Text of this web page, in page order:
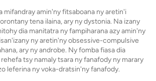
mifandray amin'ny fitsaboana ny aretin'i
tena ilaina, ary ny dystonia. Na izany
dia manitatra ny fampiharana azy amin'ny
ny aretin'ny obsessive-compulsive
ary ny androbe. Ny fomba fiasa dia
tsy namaly tsara ny fanafody ny marary
leferina ny voka-dratsin'ny fanafody.